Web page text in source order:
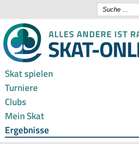
Skat spielen
Turniere
Clubs
Mein Skat
Ergebnisse